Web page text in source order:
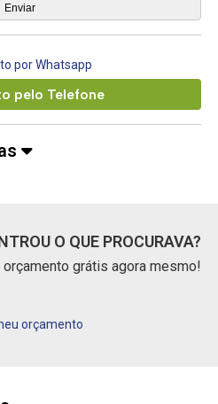
por Whatsapp
pelo Telefone
O QUE PROCURAVA?
orçamento grátis agora mesmo!
orçamento